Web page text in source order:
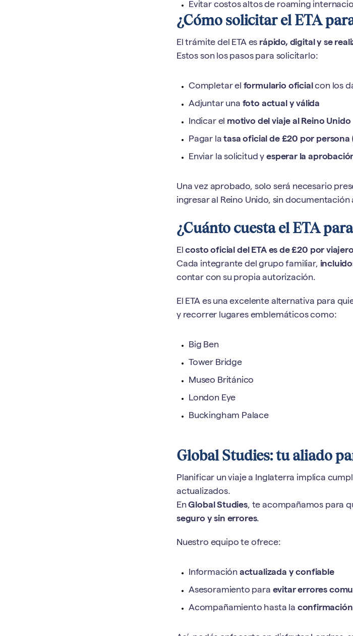
Evitar costos altos de roaming
¿Cómo solicitar el ETA
El trámite del ETA es rápido, digital y se
Estos son los pasos para solicitarlo:
Completar el formulario oficialcon los
Adjuntar una foto actual y válida
Indicar el motivo del viaje al Reino Unido
Pagar latasa oficial de £20 por persona
Enviar la solicitud yesperar la
Una vez aprobado, solo será necesario
ingresar al Reino Unido, sin documentación
¿Cuánto cuesta el ETA
Elcosto oficial del ETA es de £20 por viajero
Cada integrante del grupo familiar,
contar con su propia autorización.
El ETA es una excelente alternativa para
y recorrer lugares emblemáticos como:
Big Ben
Tower Bridge
Museo Británico
London Eye
Buckingham Palace
Global Studies: tu aliado
Planificar un viaje a Inglaterra implica
actualizados.
EnGlobal Studies, te acompañamos para
seguro y sin errores.
Nuestro equipo te ofrece:
Información actualizada y confiable
Asesoramiento para evitar errores
Acompañamiento hasta la